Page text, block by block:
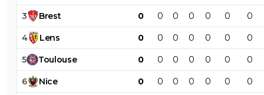
3 Brest 0 0 0 0 0 0 0
4 Lens 0 0 0 0 0 0 0
5 Toulouse 0 0 0 0 0 0 0
6 Nice 0 0 0 0 0 0 0